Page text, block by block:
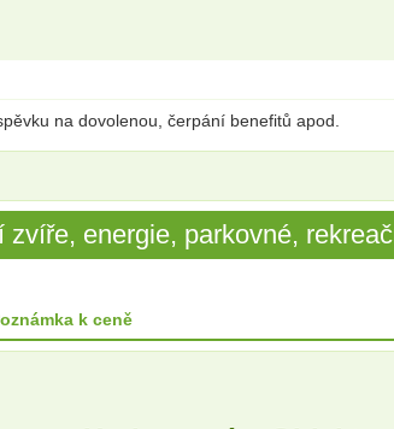
na dovolenou, čerpání benefitů apod.
energie, parkovné,
k ceně